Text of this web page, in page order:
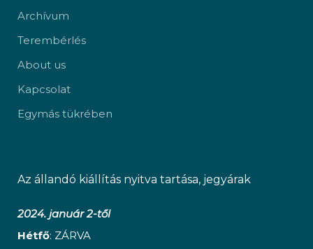
Archívum
Terembérlés
About us
Kapcsolat
Egymás tükrében
Az állandó kiállítás nyitva tartása, jegyárak
2024. január 2-től
Hétfő: ZÁRVA